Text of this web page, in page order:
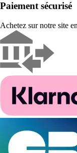
Paiement sécurisé
Achetez sur notre site